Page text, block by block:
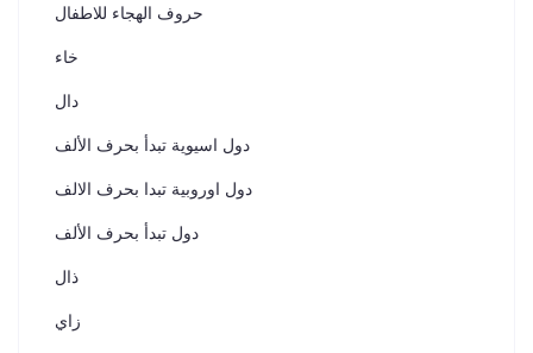
حروف الهجاء للاطفال
خاء
دال
دول اسيوية تبدأ بحرف الألف
دول اوروبية تبدا بحرف الالف
دول تبدأ بحرف الألف
ذال
زاي